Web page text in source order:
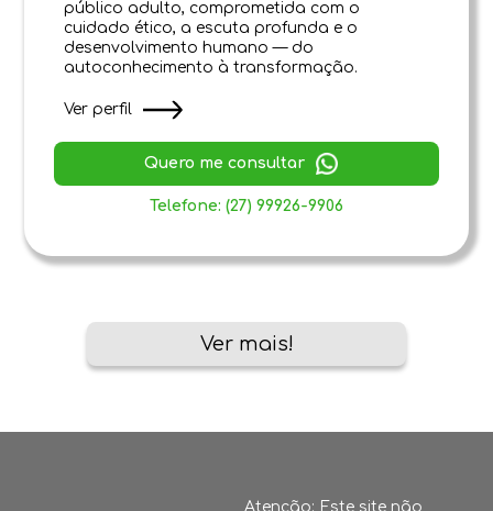
público adulto, comprometida com o
cuidado ético, a escuta profunda e o
desenvolvimento humano — do
autoconhecimento à transformação.
Ver perfil
Quero me consultar
Telefone: (27) 99926-9906
Ver mais!
Atenção: Este site não